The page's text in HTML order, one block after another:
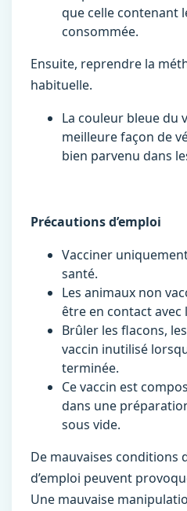
que celle contenant
consommée.
Ensuite, reprendre la
habituelle.
La couleur bleue du
meilleure façon de
bien parvenu dans
Précautions d’emploi
Vacciner
santé.
Les animaux non
être en contact avec
Brûler les flacons,
vaccin inutilisé
terminée.
Ce vaccin est
dans une
sous vide.
De mauvaises conditions
d’emploi peuvent
Une mauvaise